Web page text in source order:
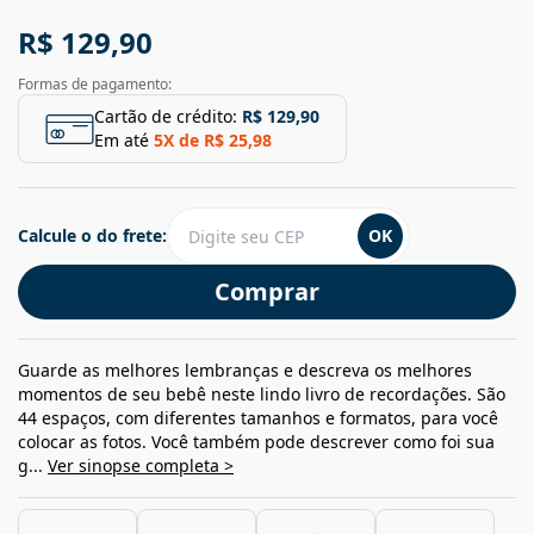
R$ 129,90
Formas de pagamento:
Cartão de crédito: R$ 129,90
Em até 5X de R$ 25,98
Comprar
Calcule o do frete: OK
Guarde as melhores lembranças e descreva os melhores
momentos de seu bebê neste lindo livro de recordações. São
44 espaços, com diferentes tamanhos e formatos, para você
colocar as fotos. Você também pode descrever como foi sua
g... Ver sinopse completa >